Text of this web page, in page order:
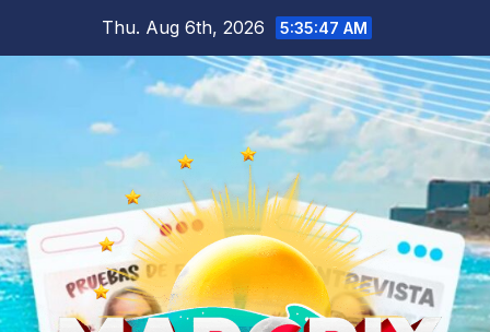
Thu. Aug 6th, 2026 5:35:48 AM